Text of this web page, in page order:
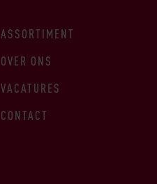
ASSORTIMENT
OVER ONS
VACATURES
CONTACT